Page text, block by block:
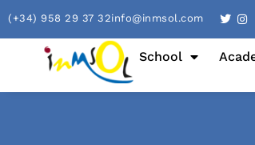
(+34) 958 29 37 32info@inmsol.com
School